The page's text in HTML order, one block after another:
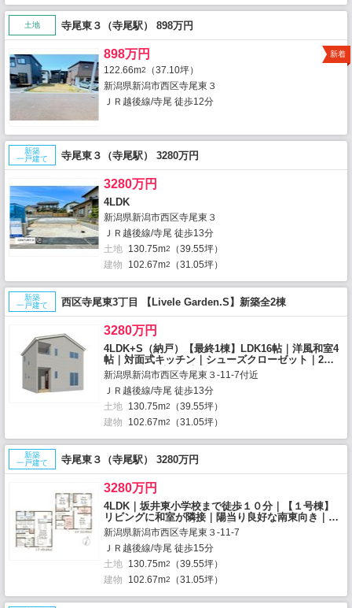
土地 寺尾東３（寺尾駅） 898万円
898万円
122.66m2
（37.10坪）
新潟県新潟市西区寺尾東３
ＪＲ越後線/寺尾 徒歩12分
新着
新築
一戸建て
寺尾東３（寺尾駅） 3280万円
3280万円
4LDK
新潟県新潟市西区寺尾東３
ＪＲ越後線/寺尾 徒歩13分
土地 130.75m2
（39.55坪）
建物
102.67m2 （31.05坪）
新築
一戸建て
西区寺尾東3丁目 【Livele Garden.S】新築全2棟
3280万円
4LDK+S（納戸）【最終1棟】LDK16帖｜洋風和室4
帖｜対面式キッチン｜シューズクローゼット｜2階5.
3・5.3・7.7帖｜全室収納｜ユーティリティルーム｜
WIC完備｜インナーバルコニー｜トイレ2ヶ所｜浴室
乾燥機｜24時間換気
新潟県新潟市西区寺尾東３-11-7付近
ＪＲ越後線/寺尾 徒歩13分
土地 130.75m2
（39.55坪）
建物
102.67m2 （31.05坪）
新築
一戸建て
寺尾東３（寺尾駅） 3280万円
3280万円
4LDK｜坂井東小学校まで徒歩１０分｜【１号棟】
リビングに和室が隣接｜陽当り良好な南東向き｜ラ
ンリールーム完備【２号棟】水回り集中設計｜イン
ナーバルコニーにランドリールームが隣接｜大容量
のＷＩＣ完備
新潟県新潟市西区寺尾東３-11-7
ＪＲ越後線/寺尾 徒歩15分
土地 130.75m2
（39.55坪）
建物
102.67m2 （31.05坪）